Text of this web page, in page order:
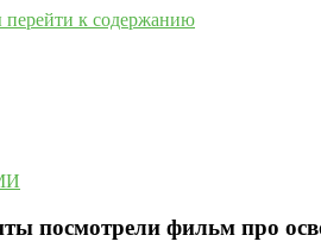
к содержанию
посмотрели фильм про